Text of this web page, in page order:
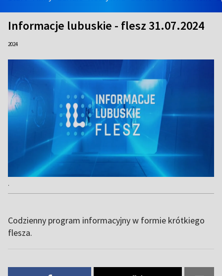
Informacje lubuskie - flesz 31.07.2024
2024
.
Codzienny program informacyjny w formie krótkiego
flesza.